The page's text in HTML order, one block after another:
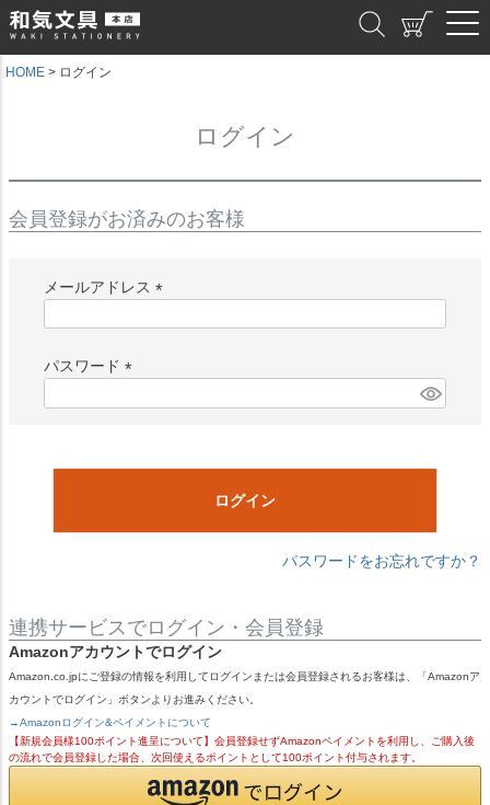
HOME ログイン
ログイン
会員登録がお済みのお客様
メールアドレス
)
パスワード
)
ログイン
パスワードをお忘れですか？
連携サービスでログイン・会員登録
Amazonアカウントでログイン
Amazon.co.jpにご登録の情報を利用してログインまたは会員登録されるお客様は、「Amazonア
カウントでログイン」ボタンよりお進みください。
→Amazonログイン&ペイメントについて
【新規会員様100ポイント進呈について】会員登録せずAmazonペイメントを利用し、ご購入後
の流れで会員登録した場合、次回使えるポイントとして100ポイント付与されます。